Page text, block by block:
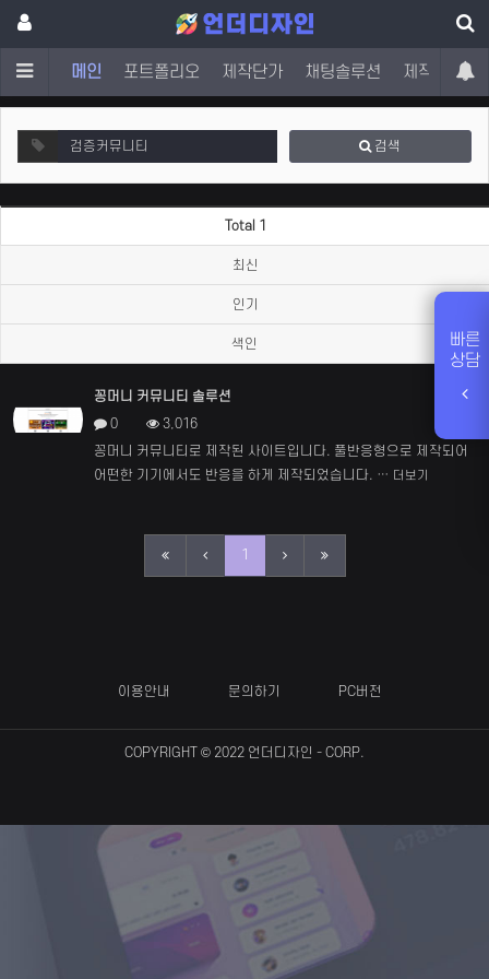
메인 포트폴리오 제작단가 채팅솔루션 제작문의
검색
Total 1
최신
인기
색인
새창
꽁머니 커뮤니티 솔루션
0
3,016
꽁머니 커뮤니티로 제작된 사이트입니다. 풀반응형으로 제작되어
어떤한 기기에서도 반응을 하게 제작되었습니다. … 더보기
1
이용안내 문의하기 PC버전
COPYRIGHT © 2022 언더디자인 - CORP.
빠른
상담